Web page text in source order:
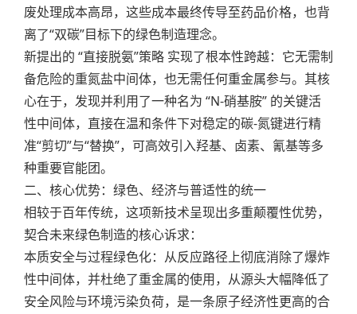
废处理成本高昂，这些成本最终传导至药品价格，也背
离了“双碳”目标下的绿色制造理念。
新提出的 “直接脱氨”策略 实现了根本性跨越：它无需制
备危险的重氮盐中间体，也无需任何重金属参与。其核
心在于，发现并利用了一种名为 “N-硝基胺” 的关键活
性中间体，直接在温和条件下对稳定的碳-氮键进行精
准“剪切”与“替换”，可高效引入羟基、卤素、氰基等多
种重要官能团。
二、核心优势：绿色、经济与普适性的统一
相较于百年传统，这项新技术呈现出多重颠覆性优势，
契合未来绿色制造的核心诉求：
本质安全与过程绿色化：从反应路径上彻底消除了爆炸
性中间体，并杜绝了重金属的使用，从源头大幅降低了
安全风险与环境污染负荷，是一条原子经济性更高的合